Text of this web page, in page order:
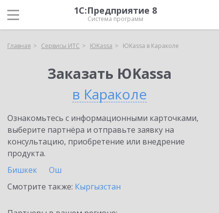
1С:Предприятие 8
Система программ
Главная Сервисы ИТС ЮKassa ЮKassa в Караколе
Заказать ЮKassa
в Караколе
Ознакомьтесь с информационными карточками,
выберите партнёра и отправьте заявку на
консультацию, приобретение или внедрение
продукта.
Бишкек
Ош
Смотрите также: Кыргызстан